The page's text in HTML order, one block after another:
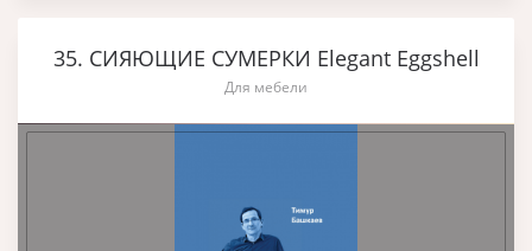
35. СИЯЮЩИЕ СУМЕРКИ Elegant Eggshell
Для мебели